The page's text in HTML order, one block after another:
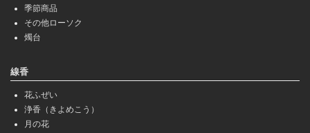
季節商品
その他ローソク
燭台
線香
花ふぜい
浄香（きよめこう）
月の花